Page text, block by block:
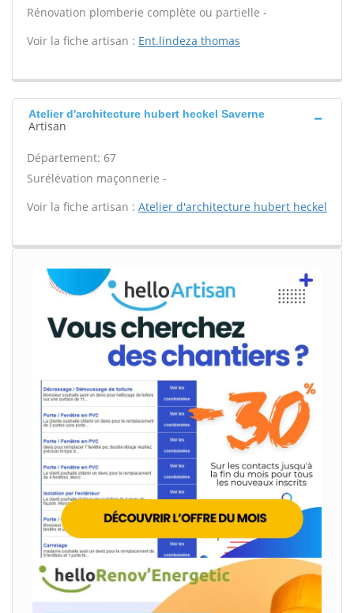
Rénovation plomberie complète ou partielle -
Voir la fiche artisan : Ent.lindeza thomas
Atelier d'architecture hubert heckel Saverne
Artisan
Département: 67
Surélévation maçonnerie -
Voir la fiche artisan : Atelier d'architecture hubert heckel